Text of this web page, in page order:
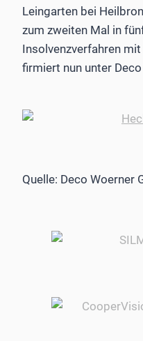
Leingarten bei
zum zweiten Mal in
Insolvenzverfahren
firmiert nun unter
Quelle: Deco Woerner